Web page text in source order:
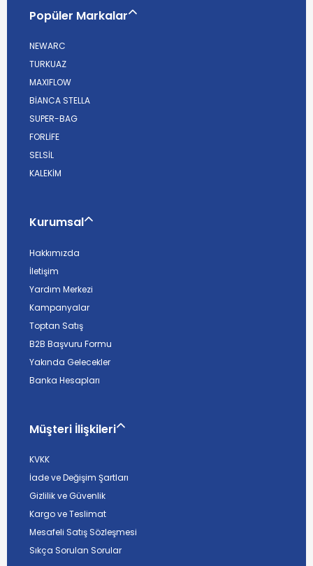
Popüler Markalar
NEWARC
TURKUAZ
MAXIFLOW
BİANCA STELLA
SUPER-BAG
FORLİFE
SELSİL
KALEKİM
Kurumsal
Hakkımızda
İletişim
Yardım Merkezi
Kampanyalar
Toptan Satış
B2B Başvuru Formu
Yakında Gelecekler
Banka Hesapları
Müşteri İlişkileri
KVKK
İade ve Değişim Şartları
Gizlilik ve Güvenlik
Kargo ve Teslimat
Mesafeli Satış Sözleşmesi
Sıkça Sorulan Sorular